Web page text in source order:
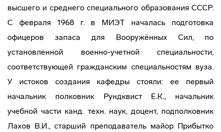
высшего и среднего специального образования СССР.
С февраля 1968 г. в МИЭТ началась подготовка
офицеров запаса для Вооружённых Сил, по
установленной военно-учетной специальности,
соответствующей гражданским специальностям вуза.
У истоков создания кафедры стояли: ее первый
начальник полковник Рундквист Е.К., начальник
учебной части канд. техн. наук, доцент, подполковник
Лахов В.И., старший преподаватель майор Прибытко